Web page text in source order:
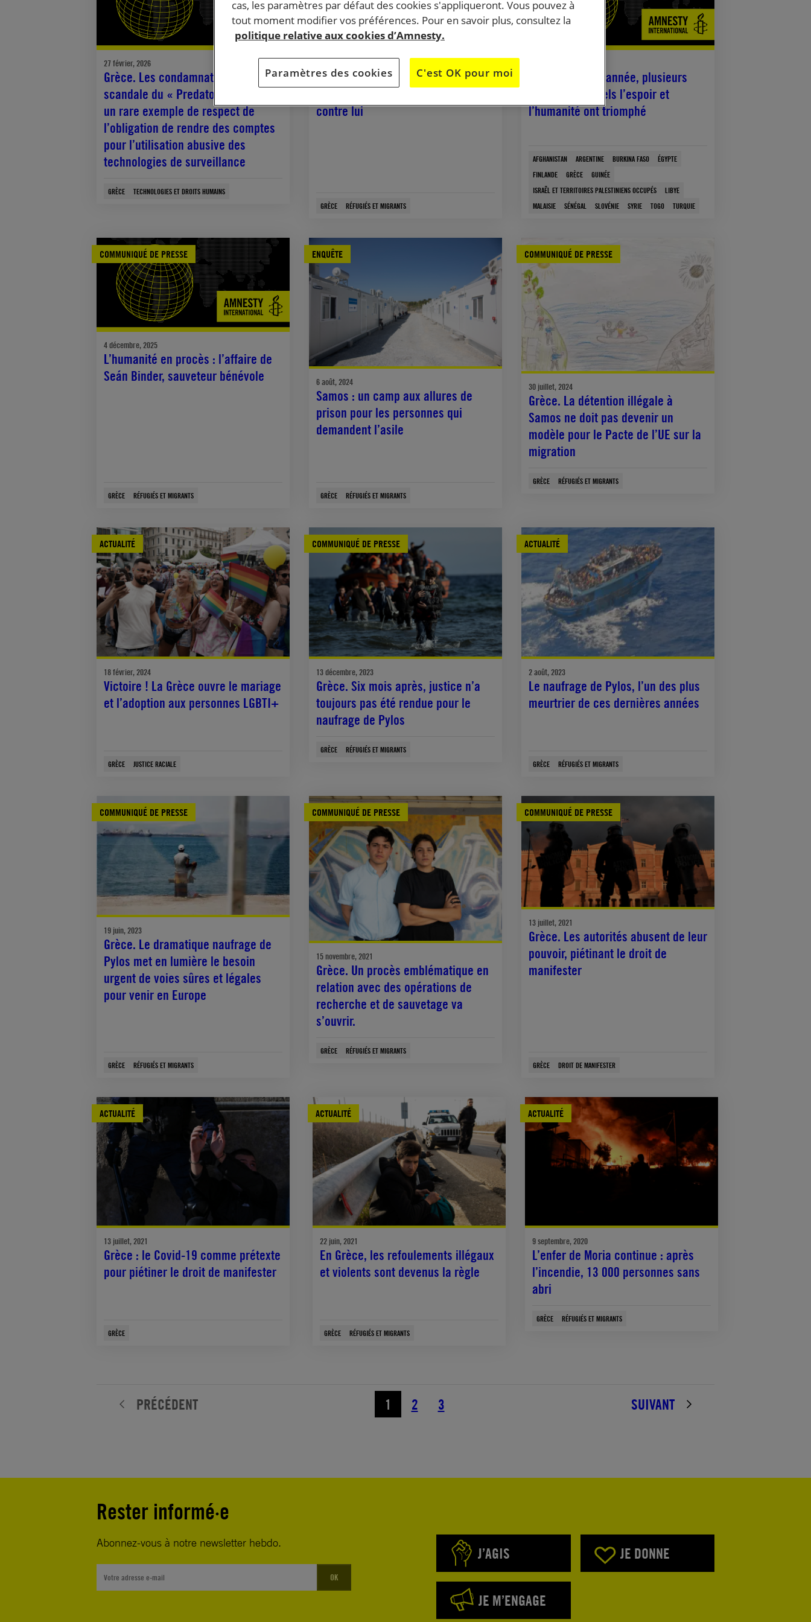
27 février, 2026
Grèce. Les condamnations dans le
scandale du « Predatorgate » sont
un rare exemple de respect de
l’obligation de rendre des comptes
pour l’utilisation abusive des
technologies de surveillance
GRÈCE TECHNOLOGIES ET DROITS HUMAINS
Grèce. Seán Binder est acquitté de
contre lui
GRÈCE RÉFUGIÉS ET MIGRANTS
Pour terminer l’année, plusieurs
cas dans lesquels l’espoir et
l’humanité ont triomphé
AFGHANISTAN ARGENTINE BURKINA FASO
ÉGYPTE
FINLANDE
GRÈCE
GUINÉE
ISRAËL ET TERRITOIRES PALESTINIENS OCCUPÉS
LIBYE
MALAISIE
SÉNÉGAL SLOVÉNIE SYRIE TOGO TURQUIE
COMMUNIQUÉ DE PRESSE
4 décembre, 2025
L’humanité en procès : l’affaire de
Seán Binder, sauveteur bénévole
GRÈCE RÉFUGIÉS ET MIGRANTS
ENQUÊTE
6 août, 2024
Samos : un camp aux allures de
prison pour les personnes qui
demandent l’asile
GRÈCE RÉFUGIÉS ET MIGRANTS
COMMUNIQUÉ DE PRESSE
30 juillet, 2024
Grèce. La détention illégale à
Samos ne doit pas devenir un
modèle pour le Pacte de l’UE sur la
migration
GRÈCE RÉFUGIÉS ET MIGRANTS
ACTUALITÉ
18 février, 2024
Victoire ! La Grèce ouvre le mariage
et l’adoption aux personnes LGBTI+
GRÈCE JUSTICE RACIALE
COMMUNIQUÉ DE PRESSE
13 décembre, 2023
Grèce. Six mois après, justice n’a
toujours pas été rendue pour le
naufrage de Pylos
GRÈCE RÉFUGIÉS ET MIGRANTS
ACTUALITÉ
2 août, 2023
Le naufrage de Pylos, l’un des plus
meurtrier de ces dernières années
GRÈCE RÉFUGIÉS ET MIGRANTS
COMMUNIQUÉ DE PRESSE
19 juin, 2023
Grèce. Le dramatique naufrage de
Pylos met en lumière le besoin
urgent de voies sûres et légales
pour venir en Europe
GRÈCE RÉFUGIÉS ET MIGRANTS
COMMUNIQUÉ DE PRESSE
15 novembre, 2021
Grèce. Un procès emblématique en
relation avec des opérations de
recherche et de sauvetage va
s’ouvrir.
GRÈCE RÉFUGIÉS ET MIGRANTS
COMMUNIQUÉ DE PRESSE
13 juillet, 2021
Grèce. Les autorités abusent de leur
pouvoir, piétinant le droit de
manifester
GRÈCE DROIT DE MANIFESTER
ACTUALITÉ
13 juillet, 2021
Grèce : le Covid-19 comme prétexte
pour piétiner le droit de manifester
GRÈCE
ACTUALITÉ
22 juin, 2021
En Grèce, les refoulements illégaux
et violents sont devenus la règle
GRÈCE RÉFUGIÉS ET MIGRANTS
ACTUALITÉ
9 septembre, 2020
L’enfer de Moria continue : après
l’incendie, 13 000 personnes sans
abri
GRÈCE RÉFUGIÉS ET MIGRANTS
PRÉCÉDENT 1 2 3 SUIVANT
Rester informé·e
Abonnez-vous à notre newsletter hebdo.
OK
J’AGIS JE DONNE
JE M’ENGAGE
cas, les paramètres par défaut des cookies s'appliqueront. Vous pouvez à
tout moment modifier vos préférences. Pour en savoir plus, consultez la
politique relative aux cookies d’Amnesty.
Paramètres des cookies C'est OK pour moi